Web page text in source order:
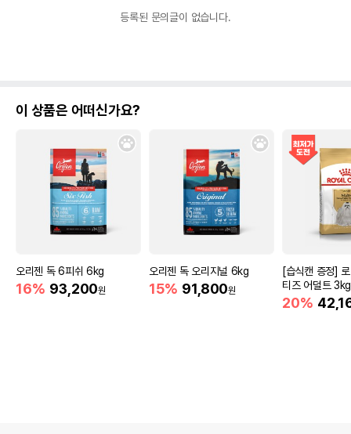
등록된 문의글이 없습니다.
이 상품은 어떠신가요?
오리젠 독 6피쉬 6kg
16% 93,200원
오리젠 독 오리지널 6kg
15% 91,800원
[습식캔 증정]
티즈 어덜트
20%